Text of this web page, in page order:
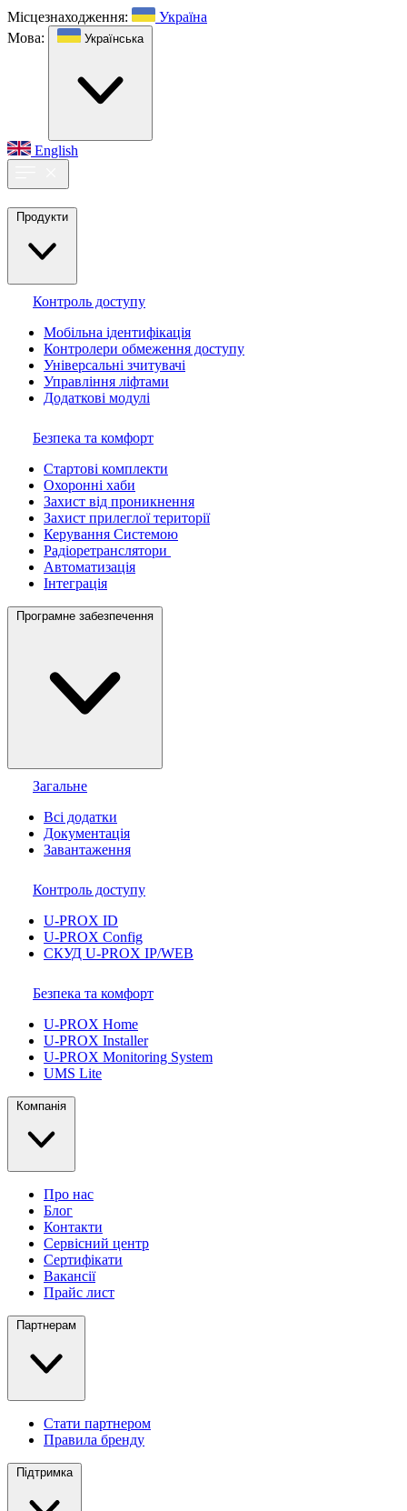
Місцезнаходження:
Україна
Мова:
Українська
English
Продукти
Контроль доступу
Мобільна ідентифікація
Контролери обмеження доступу
Універсальні зчитувачі
Управління ліфтами
Додаткові модулі
Безпека та комфорт
Стартові комплекти
Охоронні хаби
Захист від проникнення
Захист прилеглої території
Керування Системою
Радіоретранслятори
Автоматизація
Інтеграція
Програмне забезпечення
Загальне
Всі додатки
Документація
Завантаження
Контроль доступу
U-PROX ID
U-PROX Config
СКУД U-PROX IP/WEB
Безпека та комфорт
U-PROX Home
U-PROX Installer
U-PROX Monitoring System
UMS Lite
Компанія
Про нас
Блог
Контакти
Сервісний центр
Сертифікати
Вакансії
Прайс лист
Партнерам
Стати партнером
Правила бренду
Підтримка